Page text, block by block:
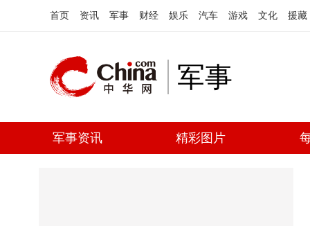
首页 资讯 军事 财经 娱乐 汽车 游戏 文化 援藏
军事
军事资讯 精彩图片